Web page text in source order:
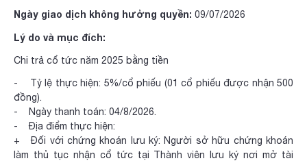
Ngày giao dịch không hưởng quyền: 09/07/2026
Lý do và mục đích:
Chi trả cổ tức năm 2025 bằng tiền
- Tỷ lệ thực hiện: 5%/cổ phiếu (01 cổ phiếu được nhận 500
đồng).
- Ngày thanh toán: 04/8/2026.
- Địa điểm thực hiện:
+ Đối với chứng khoán lưu ký: Người sở hữu chứng khoán
làm thủ tục nhận cổ tức tại Thành viên lưu ký nơi mở tài